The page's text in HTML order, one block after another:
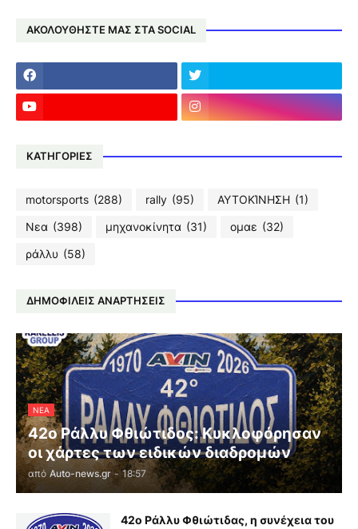
ΑΚΟΛΟΥΘΗΣΤΕ ΜΑΣ ΣΤΑ SOCIAL
ΚΑΤΗΓΟΡΙΕΣ
motorsports (288) rally (95) ΑΥΤΟΚΊΝΗΣΗ (1)
Νεα (398) μηχανοκίνητα (31) ομαε (32)
ράλλυ (58)
ΔΗΜΟΦΙΛΕΙΣ ΑΝΑΡΤΗΣΕΙΣ
ΝΕΑ
42ο Ράλλυ Φθιώτιδος: Κυκλοφόρησαν
οι χάρτες των ειδικών διαδρομών
από Auto-news.gr - 18:57
42ο Ράλλυ Φθιώτιδας, η συνέχεια του